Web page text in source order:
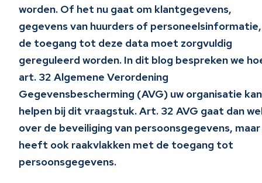
worden. Of het nu gaat om klantgegevens,
gegevens van huurders of personeelsinformatie,
de toegang tot deze data moet zorgvuldig
gereguleerd worden. In dit blog bespreken we
art. 32 Algemene Verordening
Gegevensbescherming (AVG) uw organisatie kan
helpen bij dit vraagstuk. Art. 32 AVG gaat dan
over de beveiliging van persoonsgegevens, maar
heeft ook raakvlakken met de toegang tot
persoonsgegevens.